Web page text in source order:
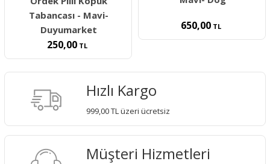
Tabancası - Mavi-
Duyumarket
250,00 TL
650,00 TL
Hızlı Kargo
999,00 TL üzeri ücretsiz
Müşteri Hizmetleri